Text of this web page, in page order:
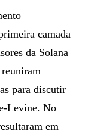
camada
da Solana
para discutir
Levine. No
em